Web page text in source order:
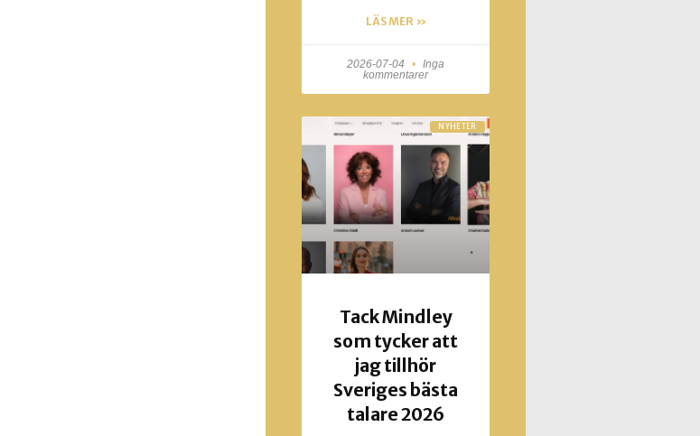
LÄS MER »
2026-07-04
Inga
kommentarer
NYHETER
Tack Mindley
som tycker att
jag tillhör
Sveriges bästa
talare 2026